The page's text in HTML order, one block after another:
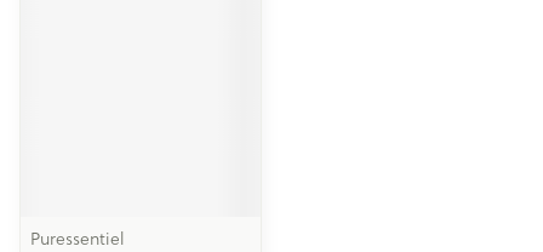
Puressentiel